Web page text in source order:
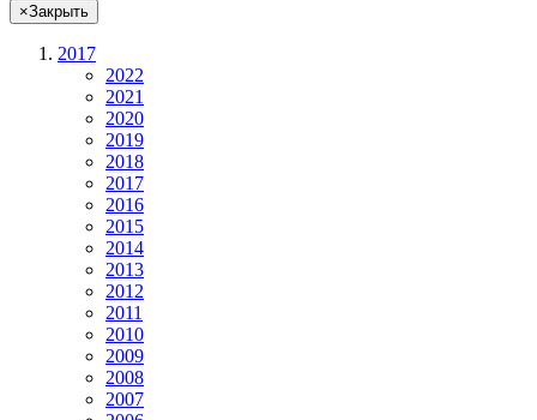
×Закрыть
2017
2022
2021
2020
2019
2018
2017
2016
2015
2014
2013
2012
2011
2010
2009
2008
2007